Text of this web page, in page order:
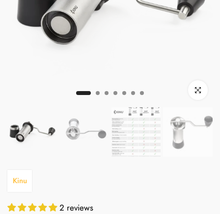
Click to
Kinu
2 reviews